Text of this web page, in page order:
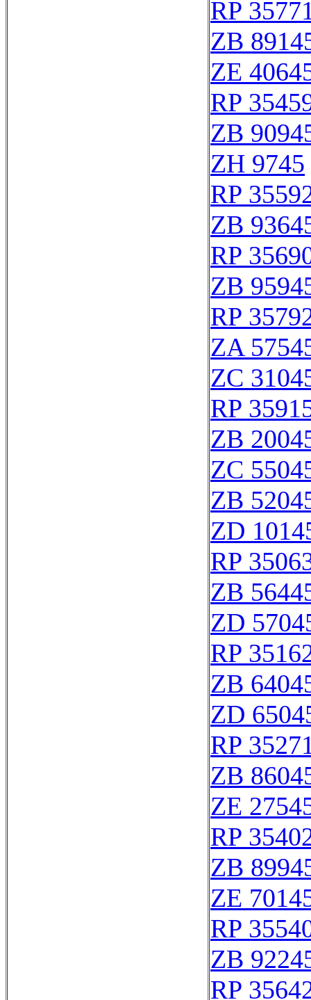
RP
ZB
ZE
RP
ZB
ZH 9745
RP
ZB
RP
ZB
RP
ZA
ZC
RP
ZB
ZC
ZB
ZD
RP
ZB
ZD
RP
ZB
ZD
RP
ZB
ZE
RP
ZB
ZE
RP
ZB
RP